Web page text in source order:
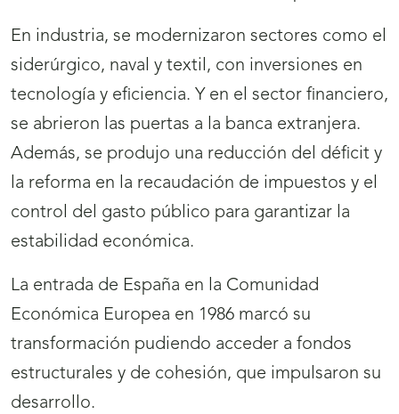
En industria, se modernizaron sectores como el
siderúrgico, naval y textil, con inversiones en
tecnología y eficiencia. Y en el sector financiero,
se abrieron las puertas a la banca extranjera.
Además, se produjo una reducción del déficit y
la reforma en la recaudación de impuestos y el
control del gasto público para garantizar la
estabilidad económica.
La entrada de España en la Comunidad
Económica Europea en 1986 marcó su
transformación pudiendo acceder a fondos
estructurales y de cohesión, que impulsaron su
desarrollo.